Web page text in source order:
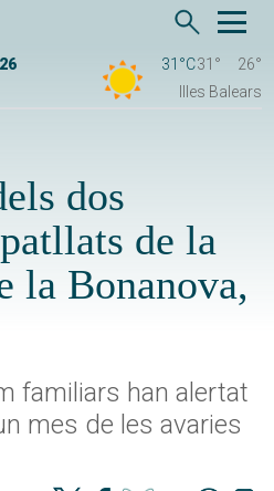
31°C31°
26°
Illes Balears
dos
de la
la Bonanova,
familiars han alertat
mes de les avaries